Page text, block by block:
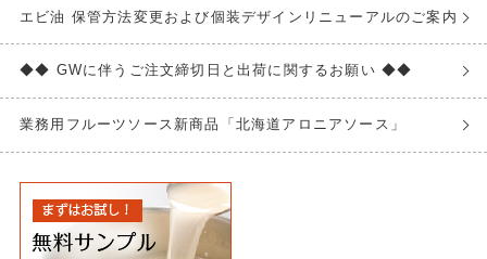
エビ油 保管方法変更および個装デザインリニューアルのご案内
◆◆ GWに伴うご注文締切日と出荷に関するお願い ◆◆
業務用フルーツソース新商品「北海道アロニアソース」